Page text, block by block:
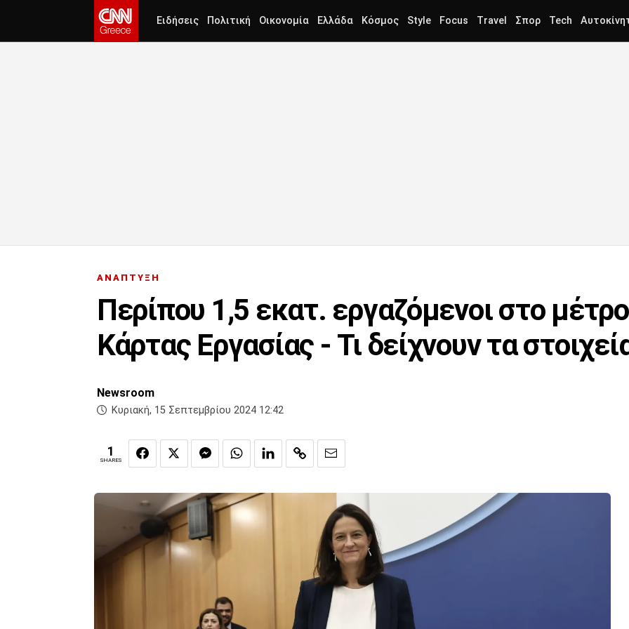
Ειδήσεις Πολιτική Οικονομία Ελλάδα Κόσμος Style Focus Travel Σπορ Tech
ΑΝΑΠΤΥΞΗ
Περίπου 1,5 εκατ. εργαζόμενοι στο
Κάρτας Εργασίας - Τι δείχνουν τα
Newsroom
Κυριακή, 15 Σεπτεμβρίου 2024 12:42
1
SHARES